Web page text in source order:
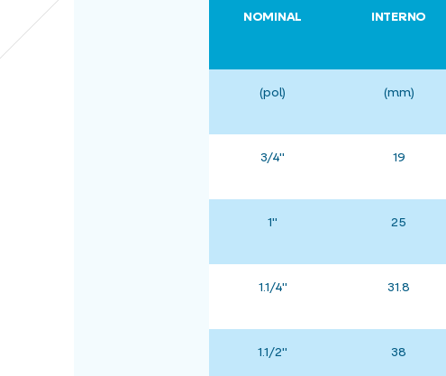
NOMINAL
INTERNO
(pol) (mm)
3/4" 19
1" 25
1.1/4" 31.8
1.1/2" 38